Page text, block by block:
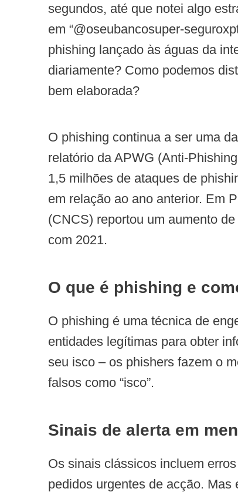
segundos, até que notei algo
em “@oseubancosuper-
phishing lançado às águas da
diariamente? Como podemos
bem elaborada?
O phishing continua a ser uma
relatório da APWG (Anti-
1,5 milhões de ataques de
em relação ao ano anterior. Em
(CNCS) reportou um aumento
com 2021.
O que é phishing e
O phishing é uma técnica de
entidades legítimas para obter
seu isco – os phishers fazem o
falsos como “isco”.
Sinais de alerta em
Os sinais clássicos incluem
pedidos urgentes de acção.